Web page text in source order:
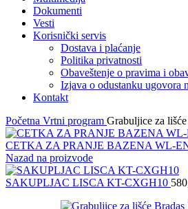
Dokumenti
Vesti
Korisnički servis
Dostava i plaćanje
Politika privatnosti
Obaveštenje o pravima i
Izjava o odustanku ugovora
Kontakt
Početna Vrtni program Grabuljice za
CETKA ZA PRANJE BAZENA WL-
Nazad na proizvode
SAKUPLJAC LISCA KT-CXGH10